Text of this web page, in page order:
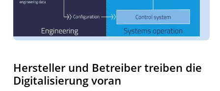
Hersteller und Betreiber treiben die
Digitalisierung voran